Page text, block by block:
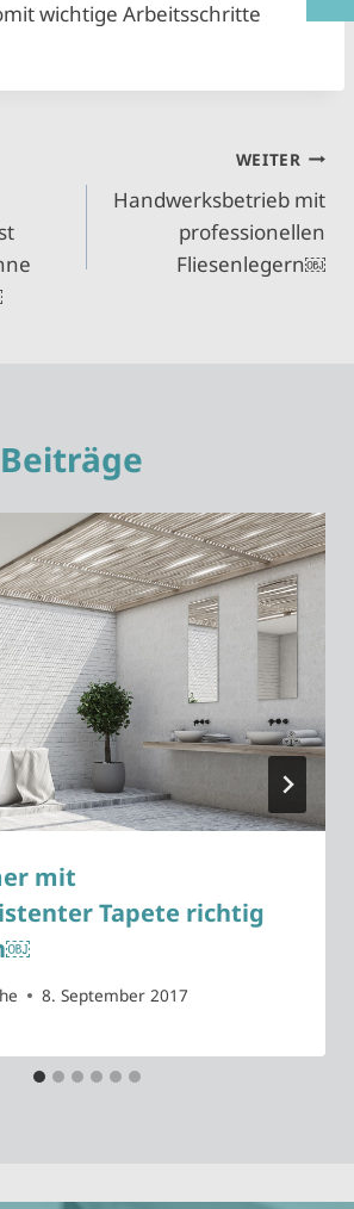
wichtige Arbeitsschritte
WEITER
Handwerksbetrieb mit
professionellen
Fliesenlegern￼
mit
Tapete richtig
8. September 2017